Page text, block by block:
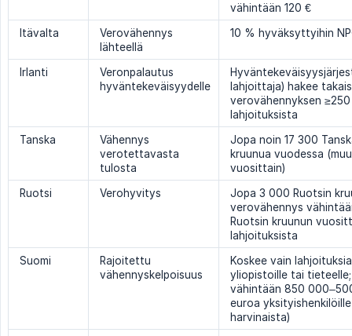
vähintään 120 €
Itävalta
Verovähennys
lähteellä
10 % hyväksyttyihin
Irlanti
Veronpalautus
hyväntekeväisyydelle
lahjoittaja) hakee
verovähennyksen
lahjoituksista
Tanska
Vähennys
verotettavasta
tulosta
Jopa noin 17 300
kruunua vuodessa
vuosittain)
Ruotsi
Verohyvitys
Jopa 3 000 Ruotsin
verovähennys
Ruotsin kruunun
lahjoituksista
Suomi
Rajoitettu
vähennyskelpoisuus
Koskee vain lahjoituksia
yliopistoille tai tieteelle;
vähintään 850
euroa
harvinaista)